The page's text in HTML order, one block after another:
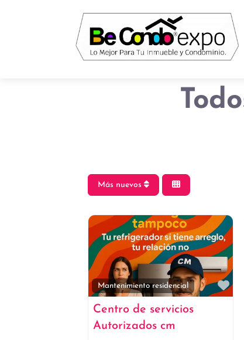
Más nuevos
Mantenimiento residencial
Centro de servicios
Autorizados cm